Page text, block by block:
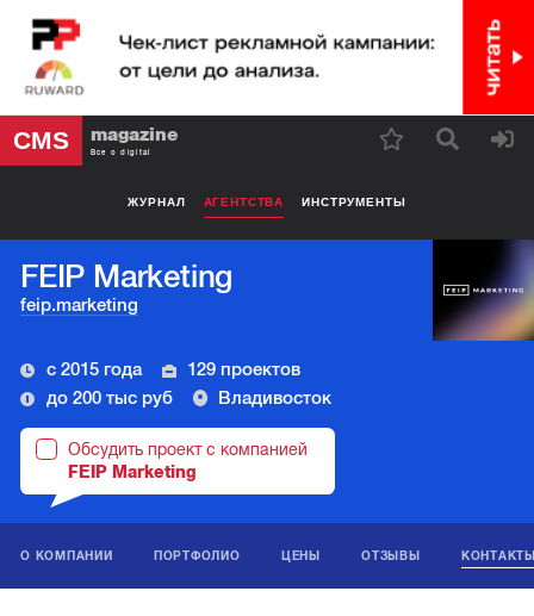
CMS magazine
Все о digital
ЖУРНАЛ АГЕНТСТВА ИНСТРУМЕНТЫ
FEIP Marketing
feip.marketing
с 2015 года
129 проектов
до 200 тыс руб
Владивосток
Обсудить проект с компанией
FEIP Marketing
О КОМПАНИИ ПОРТФОЛИО ЦЕНЫ ОТЗЫВЫ